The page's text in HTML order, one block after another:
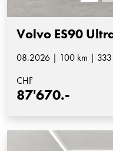
Volvo ES90
08.2026 | 100 km | 333
CHF
87'670.-